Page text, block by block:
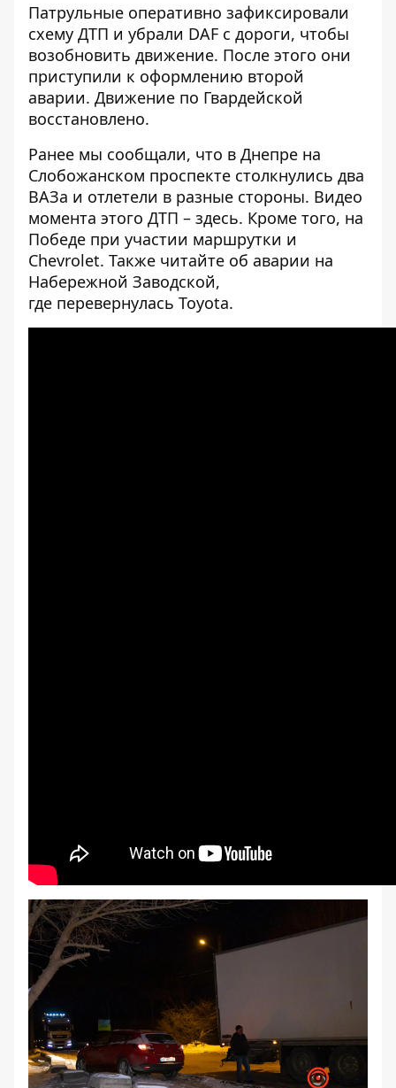
Патрульные оперативно зафиксировали
схему ДТП и убрали DAF с дороги, чтобы
возобновить движение. После этого они
приступили к оформлению второй
аварии. Движение по Гвардейской
восстановлено.
Ранее мы сообщали, что в Днепре на
Слобожанском проспекте столкнулись два
ВАЗа и отлетели в разные стороны. Видео
момента этого ДТП – здесь. Кроме того, на
Победе при участии маршрутки и
Chevrolet. Также читайте об аварии на
Набережной Заводской,
где перевернулась Toyotа.